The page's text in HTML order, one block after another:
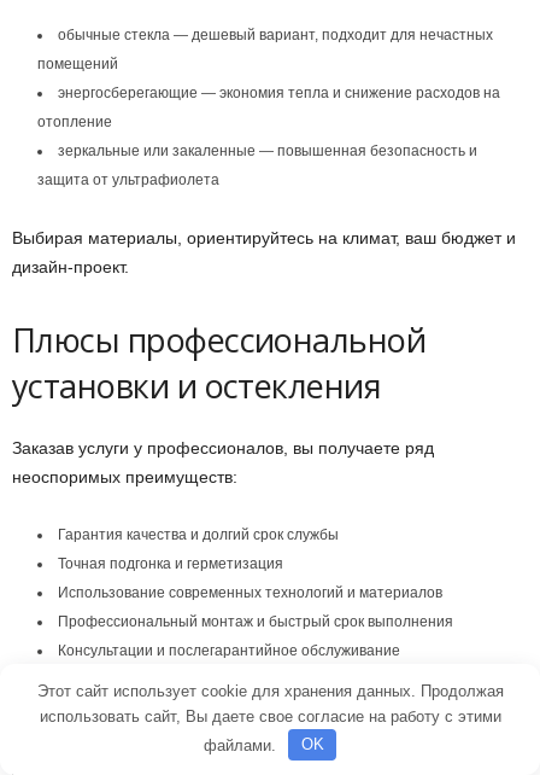
обычные стекла — дешевый вариант, подходит для нечастных
помещений
энергосберегающие — экономия тепла и снижение расходов на
отопление
зеркальные или закаленные — повышенная безопасность и
защита от ультрафиолета
Выбирая материалы, ориентируйтесь на климат, ваш бюджет и
дизайн-проект.
Плюсы профессиональной
установки и остекления
Заказав услуги у профессионалов, вы получаете ряд
неоспоримых преимуществ:
Гарантия качества и долгий срок службы
Точная подгонка и герметизация
Использование современных технологий и материалов
Профессиональный монтаж и быстрый срок выполнения
Консультации и послегарантийное обслуживание
Понимаете, что даже самая лучшая оконная рама не даст
нужного результата без правильной установки. Поэтому
доверяйте работу только проверенным специалистам с
Этот сайт использует cookie для хранения данных. Продолжая
использовать сайт, Вы даете свое согласие на работу с этими
файлами.
OK